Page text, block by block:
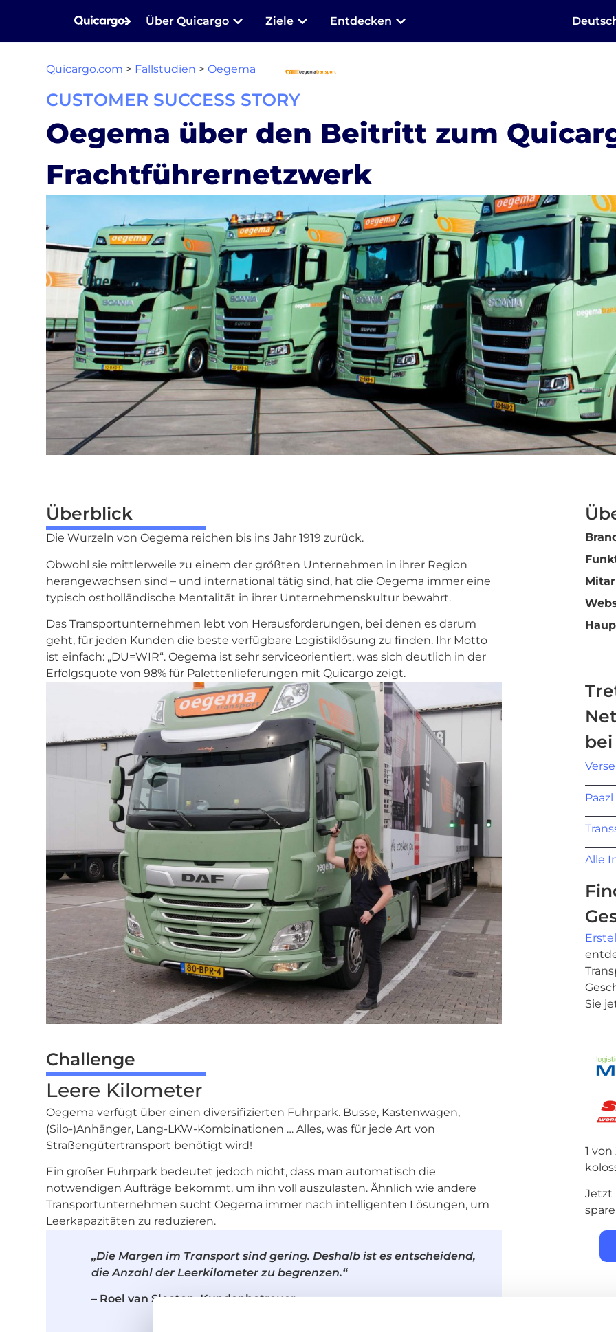
Über Quicargo Ziele Entdecken
Quicargo.com > Fallstudien >Oegema
CUSTOMER SUCCESS STORY
Oegema über den Beitritt zum
Frachtführernetzwerk
Überblick
Die Wurzeln von Oegema reichen bis ins Jahr 1919 zurück.
Obwohl sie mittlerweile zu einem der größten Unternehmen in ihrer Region
herangewachsen sind – und international tätig sind, hat die Oegema immer eine
typisch ostholländische Mentalität in ihrer Unternehmenskultur bewahrt.
Das Transportunternehmen lebt von Herausforderungen, bei denen es darum
geht, für jeden Kunden die beste verfügbare Logistiklösung zu finden. Ihr Motto
ist einfach: „DU=WIR“. Oegema ist sehr serviceorientiert, was sich deutlich in der
Erfolgsquote von 98% für Palettenlieferungen mit Quicargo zeigt.
Challenge
Leere Kilometer
Oegema verfügt über einen diversifizierten Fuhrpark. Busse, Kastenwagen,
(Silo-)Anhänger, Lang-LKW-Kombinationen … Alles, was für jede Art von
Straßengütertransport benötigt wird!
Ein großer Fuhrpark bedeutet jedoch nicht, dass man automatisch die
notwendigen Aufträge bekommt, um ihn voll auszulasten. Ähnlich wie andere
Transportunternehmen sucht Oegema immer nach intelligenten Lösungen, um
Leerkapazitäten zu reduzieren.
„Die Margen im Transport sind gering. Deshalb ist es entscheidend,
die Anzahl der Leerkilometer zu begrenzen.“
– Roel van Slooten, Kundenbetreuer
bei
Alle
Sie
1
Jetzt